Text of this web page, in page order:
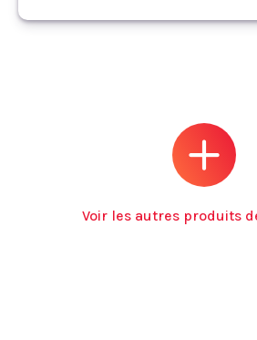
Voir les autres produits